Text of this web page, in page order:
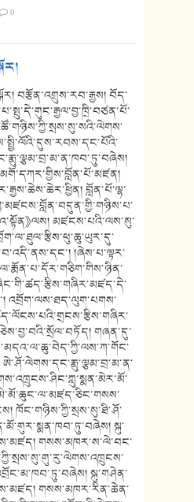
0
བརྩོན་འགྲུས་རབ་རྒྱས། བོད་
བློན་པོ་ལྷ་
》ལས། མཛངས་པའི་ལས་སུ་
།ཞེས་པ་ལྟར་
འབྲོག་ལས་ཐད་ལུག་པགས་
གཞན་དུ་
ཁོང་གཉིས་ཀྱི་སྲས་སུ་ཐི་ཤོ་
སྐུ་
གསས་མཁར་ས་ལེ་བང་
སྐུ་གཤེན་
གསས་མཁར་རིན་ཆེན་